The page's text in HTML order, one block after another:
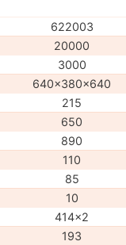
622003
20000
3000
640x380x640
215
650
890
110
85
10
414x2
193